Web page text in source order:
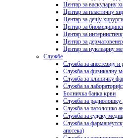
Центар за васкуларну
Центар за пластичну
Центар за дечју
Центар за
Центар за
Центар за
Центар за нуклеарну
Службе
Служба за анестезију и
Служба за физикалну
Служба за клиничку
Служба за
Болничка банка крви
Служба за радиолошку
Служба за патолошко
Служба за судску
Служба за
апотека)